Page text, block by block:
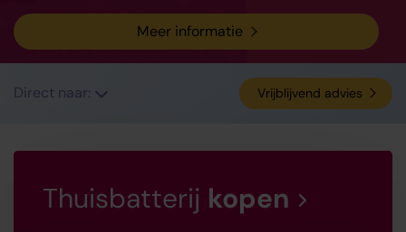
Meer informatie
Direct naar: Vrijblijvend advies
Thuisbatterij kopen